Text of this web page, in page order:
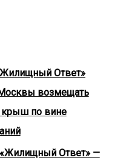
Ответ»
возмещать
крыш по вине
«Жилищный Ответ» —